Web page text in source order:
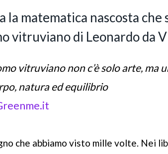
la matematica nascosta che
vitruviano di Leonardo da
vitruviano non c’è solo arte, ma
natura ed equilibrio
che abbiamo visto mille volte. Nei